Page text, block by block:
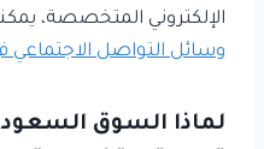
الإلكتروني المتخصصة،
وسائل التواصل الاجتماعي
لماذا السوق